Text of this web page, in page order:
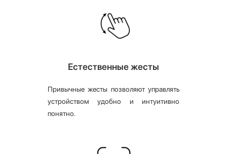
Естественные жесты
Привычные жесты позволяют управлять
устройством удобно и интуитивно
понятно.